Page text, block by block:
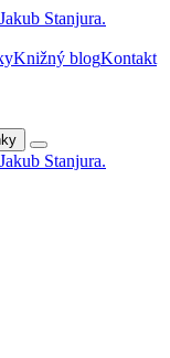
Knižný blogKontakt